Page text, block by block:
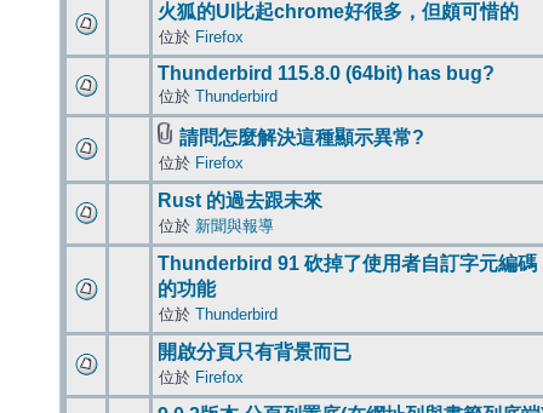
火狐的UI比起chrome好很多，但頗可惜的
位於 Firefox
Thunderbird 115.8.0 (64bit) has bug?
位於 Thunderbird
請問怎麼解決這種顯示異常?
位於 Firefox
Rust 的過去跟未來
位於 新聞與報導
Thunderbird 91 砍掉了使用者自訂字元編碼
的功能
位於 Thunderbird
開啟分頁只有背景而已
位於 Firefox